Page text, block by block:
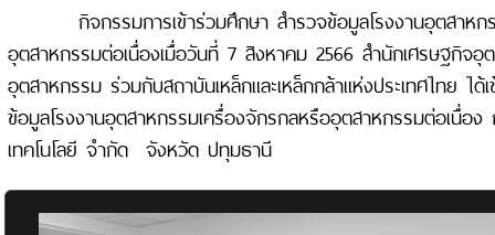
กิจกรรมการเข้าร่วมศึกษา สำรวจข้อมูลโรงงานอุตสาห
อุตสาหกรรมต่อเนื่องเมื่อวันที่ 7 สิงหาคม 2566 สำนักเศรษฐกิจอุ
อุตสาหกรรม ร่วมกับสถาบันเหล็กและเหล็กกล้าแห่งประเทศไทย ไ
ข้อมูลโรงงานอุตสาหกรรมเครื่องจักรกลหรืออุตสาหกรรมต่อเนื่
เทคโนโลยี จำกัด จังหวัด ปทุมธานี